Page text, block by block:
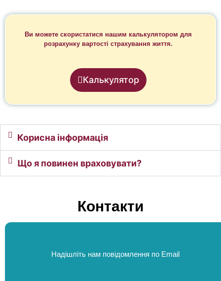
Ви можете скористатися нашим калькулятором для
розрахунку вартості страхування життя.
Калькулятор
Корисна інформація
Що я повинен враховувати?
Контакти
Надішліть нам повідомлення по Email